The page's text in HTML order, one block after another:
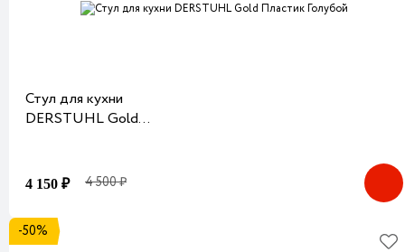
Стул для кухни
DERSTUHL Gold
4 150 ₽ 4 500 ₽
-50%